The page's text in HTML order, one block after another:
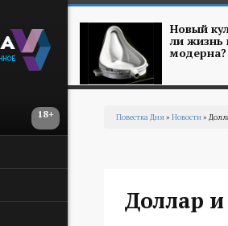
18+
Новый
ли жизнь
модерна?
Повестка Дня» Новости»
Доллар